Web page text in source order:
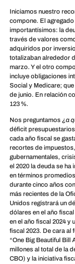
Iniciamos nuestro
compone. El
importantísimos: la
través de valores
adquiridos por
totalizaban alrededor
marzo. Y el otro
incluye obligaciones
Social y Medicare;
de junio. En relación
123 %.
Nos preguntamos ¿a
déficit
cada año fiscal se
recortes de
gubernamentales,
el 2020 la deuda se
en términos
durante cinco años
más recientes de la
Unidos registrará un
dólares en el año
en el año fiscal 2024 y
fiscal 2023. De cara al
“One Big Beautiful Bill
millones al total de la
CBO) y la iniciativa